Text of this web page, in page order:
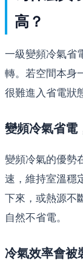
高？
一級變頻冷氣省
轉。若空間本身
很難進入省電狀
變頻冷氣省電
變頻冷氣的優勢
速，維持室溫穩
下來，或熱源不
自然不省電。
冷氣效率會被